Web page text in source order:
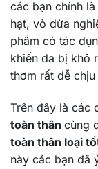
các bạn chính
hạt, vỏ dừa
phẩm có tác
khiến da bị khô
thơm rất dễ
Trên đây là các
toàn thân cùng
toàn thân loại
này các bạn đã